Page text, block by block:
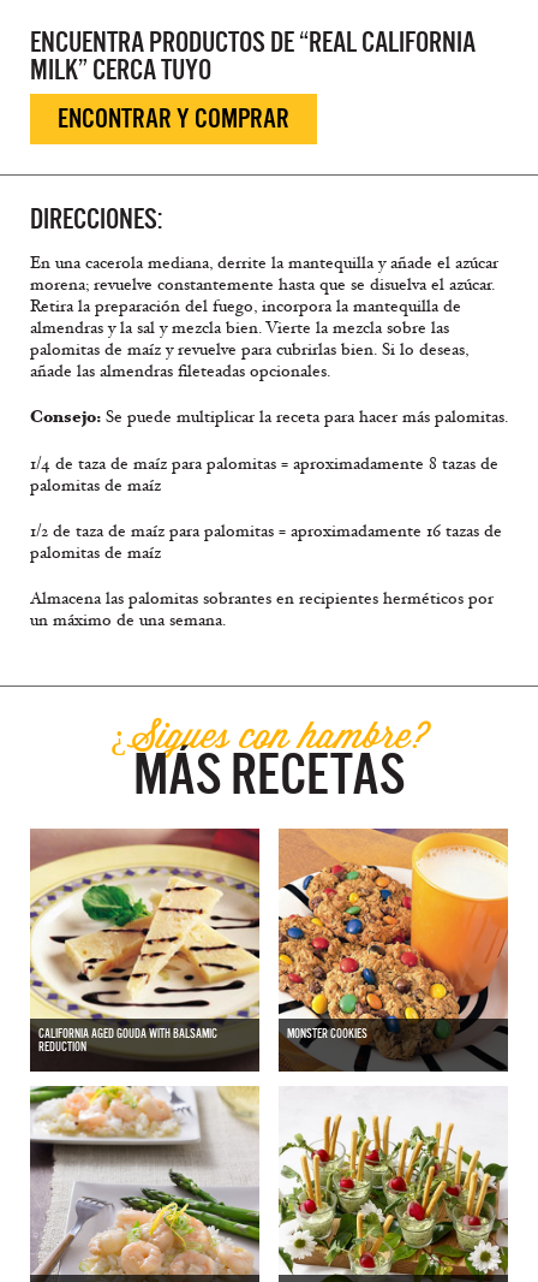
ENCUENTRA PRODUCTOS DE “REAL CALIFORNIA
MILK” CERCA TUYO
ENCONTRAR Y COMPRAR
DIRECCIONES:
En una cacerola mediana, derrite la mantequilla y añade el azúcar
morena; revuelve constantemente hasta que se disuelva el azúcar.
Retira la preparación del fuego, incorpora la mantequilla de
almendras y la sal y mezcla bien. Vierte la mezcla sobre las
palomitas de maíz y revuelve para cubrirlas bien. Si lo deseas,
añade las almendras fileteadas opcionales.
Consejo: Se puede multiplicar la receta para hacer más palomitas.
1/4 de taza de maíz para palomitas = aproximadamente 8 tazas de
palomitas de maíz
1/2 de taza de maíz para palomitas = aproximadamente 16 tazas de
palomitas de maíz
Almacena las palomitas sobrantes en recipientes herméticos por
un máximo de una semana.
¿Sigues con hambre?
MÁS RECETAS
CALIFORNIA AGED GOUDA WITH BALSAMIC
REDUCTION
MONSTER COOKIES